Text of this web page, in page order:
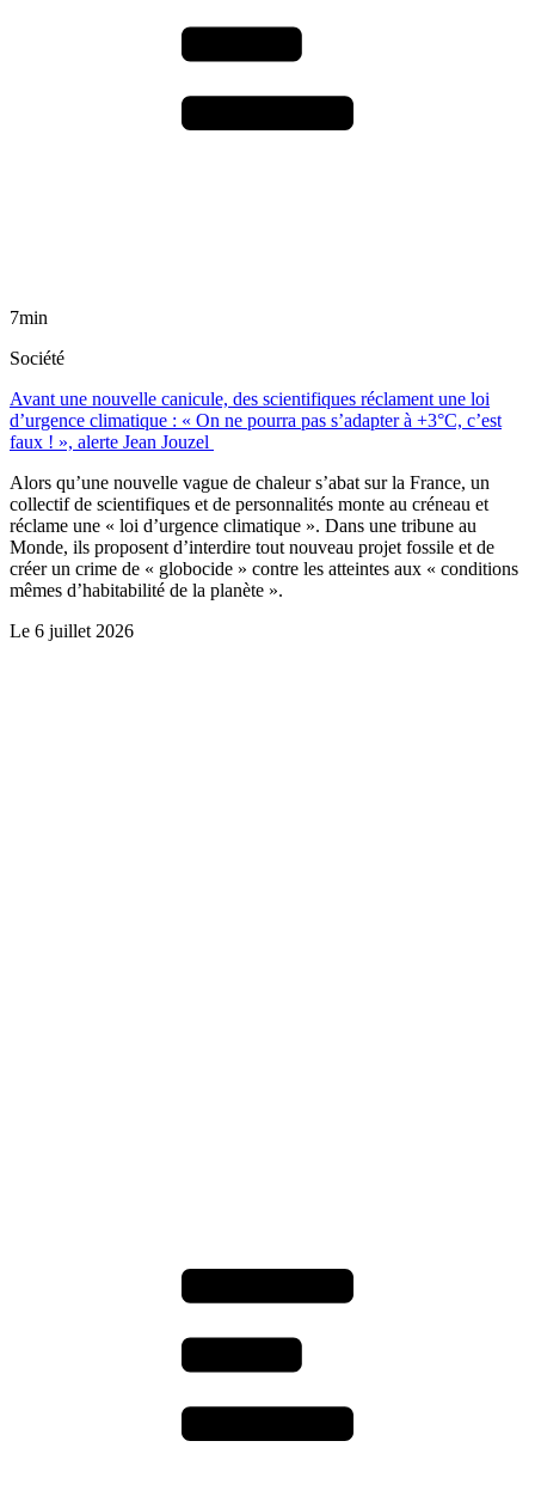
7min
Société
Avant une nouvelle canicule, des scientifiques réclament une loi
d’urgence climatique : « On ne pourra pas s’adapter à +3°C, c’est
faux ! », alerte Jean Jouzel
Alors qu’une nouvelle vague de chaleur s’abat sur la France, un
collectif de scientifiques et de personnalités monte au créneau et
réclame une « loi d’urgence climatique ». Dans une tribune au
Monde, ils proposent d’interdire tout nouveau projet fossile et de
créer un crime de « globocide » contre les atteintes aux « conditions
mêmes d’habitabilité de la planète ».
Le 6 juillet 2026